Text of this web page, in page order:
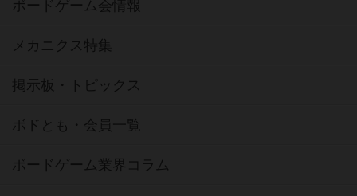
ボードゲーム会情報
メカニクス特集
掲示板・トピックス
ボドとも・会員一覧
ボードゲーム業界コラム